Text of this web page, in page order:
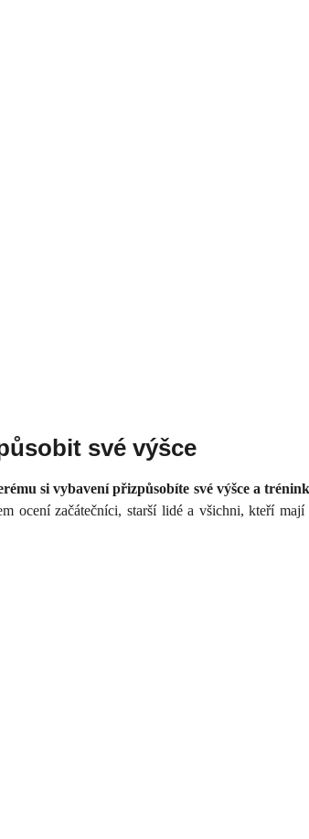
své výšce
si vybavení přizpůsobíte své výšce a
ocení začátečníci, starší lidé a všichni, kteří